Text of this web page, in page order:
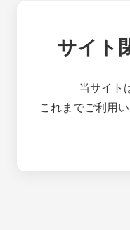
サイト
当サイト
これまでご利用